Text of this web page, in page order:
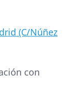
(C/Núñez
con